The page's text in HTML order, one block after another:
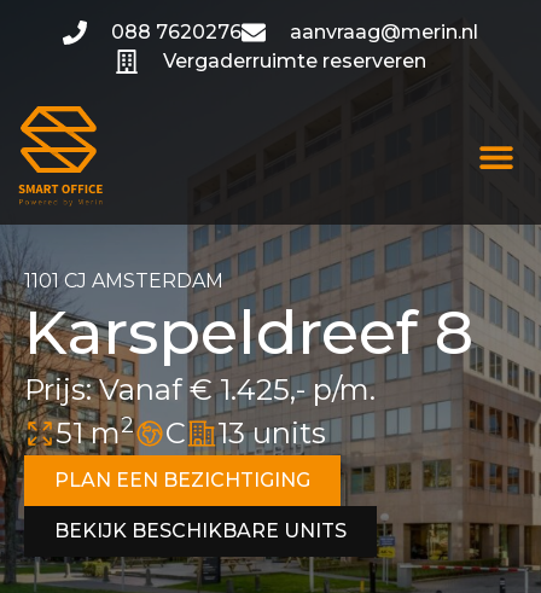
088 7620276
aanvraag@merin.nl
Vergaderruimte reserveren
1101 CJ AMSTERDAM
Karspeldreef 8
Prijs:Vanaf € 1.425,- p/m.
51 m2 C 13 units
PLAN EEN BEZICHTIGING
BEKIJK BESCHIKBARE UNITS